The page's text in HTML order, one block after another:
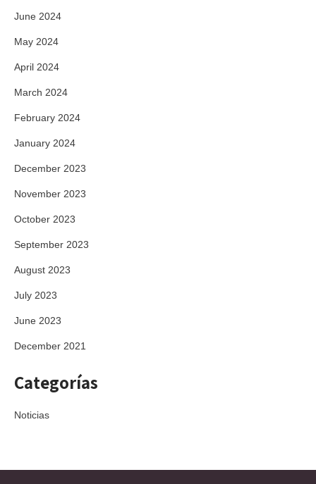
June 2024
May 2024
April 2024
March 2024
February 2024
January 2024
December 2023
November 2023
October 2023
September 2023
August 2023
July 2023
June 2023
December 2021
Categorías
Noticias